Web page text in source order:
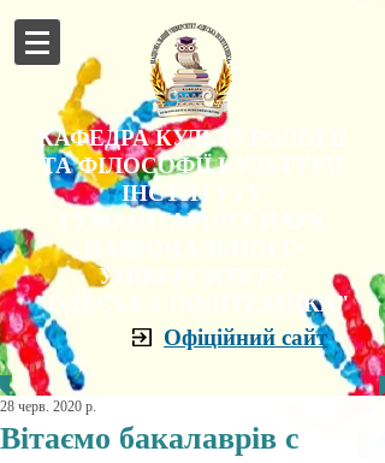
КАФЕДРА КУЛЬТУРОЛОГІЇ
ТА ФІЛОСОФІЇ КУЛЬТУРИ
ІНСТИТУТУ
ГУМАНІТАРНИХ НАУК
УНІВЕРСИТЕТУ
"ОДЕСЬКА ПОЛІТЕХНІКА"
Офіційний сайт
Вітаємо бакалаврів с
28 черв. 2020 р.